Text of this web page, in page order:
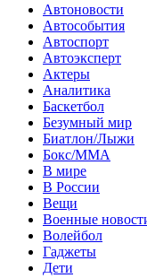
Автоновости
Автособытия
Автоспорт
Автоэксперт
Актеры
Аналитика
Баскетбол
Безумный мир
Биатлон/Лыжи
Бокс/MMA
В мире
В России
Вещи
Военные
Волейбол
Гаджеты
Дети